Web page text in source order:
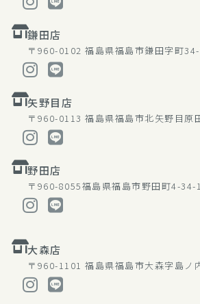
鎌田店
〒960-0102 福島県福島市鎌田字町
矢野目店
〒960-0113 福島県福島市北矢野目原
野田店
〒960-8055福島県福島市野田町4-34-1
大森店
〒960-1101 福島県福島市大森字島ノ